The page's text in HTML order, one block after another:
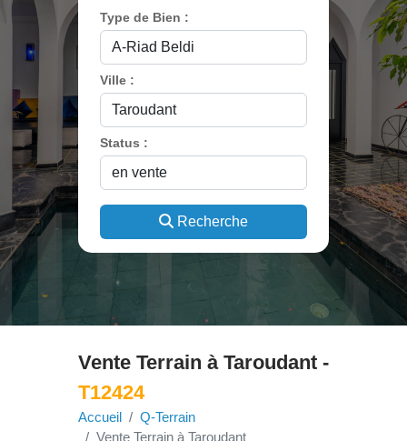
Type de Bien :
Ville :
Status :
Recherche
Vente Terrain à Taroudant -
T12424
Accueil
Q-Terrain
Vente Terrain à Taroudant